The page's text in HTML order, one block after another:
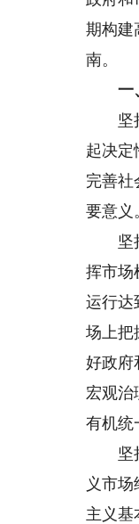
期构建
南。
一、
坚持
起决定
完善社
要意义
坚持
挥市场
运行达
场上把
好政府
宏观治
有机统
坚持
义市
主义基